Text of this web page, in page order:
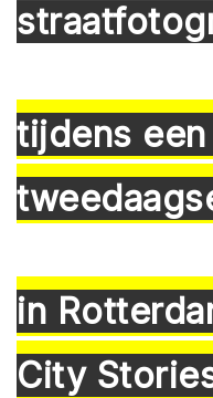
tijdens
in
City